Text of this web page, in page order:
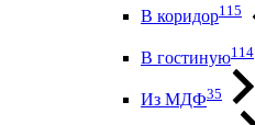
В коридор115
В гостиную114
Из МДФ35